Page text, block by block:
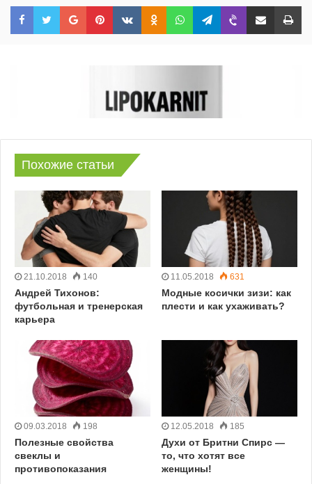
Facebook Twitter Google+ Pinterest VKontakte Odnoklassniki WhatsApp Telegram Viber Share via Email
Похожие статьи
21.10.2018 140
Андрей Тихонов:
футбольная и тренерская
карьера
11.05.2018 631
Модные косички зизи: как
плести и как ухаживать?
09.03.2018 198
Полезные свойства
свеклы и
противопоказания
12.05.2018 185
Духи от Бритни Спирс —
то, что хотят все
женщины!